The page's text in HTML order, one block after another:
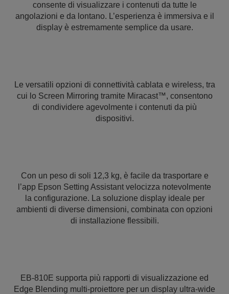
consente di visualizzare i contenuti da tutte le
angolazioni e da lontano. L’esperienza è immersiva e il
display è estremamente semplice da usare.
Le versatili opzioni di connettività cablata e wireless, tra
cui lo Screen Mirroring tramite Miracast™, consentono
di condividere agevolmente i contenuti da più
dispositivi.
Con un peso di soli 12,3 kg, è facile da trasportare e
l’app Epson Setting Assistant velocizza notevolmente
la configurazione. La soluzione display ideale per
ambienti di diverse dimensioni, combinata con opzioni
di installazione flessibili.
EB-810E supporta più rapporti di visualizzazione ed
Edge Blending multi-proiettore per un display ultra-wide